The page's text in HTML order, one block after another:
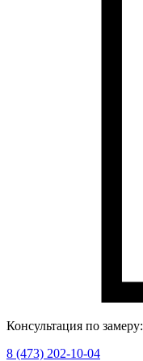
Консультация по замеру:
8 (473) 202-10-04